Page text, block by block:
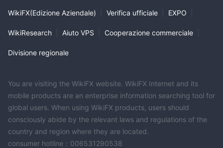
WikiFX(Edizione Aziendale) Verifica ufficiale EXPO
WikiResearch Aiuto VPS Cooperazione commerciale
Divisione regionale
You are visiting the WikiFX website. WikiFX Internet and its
mobile products are an enterprise information searching tool for
global users. When using WikiFX products, users should
consciously abide by the relevant laws and regulations of the
country and region where they are located.
consumer hotline：006531290538